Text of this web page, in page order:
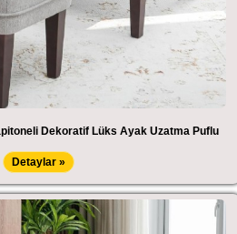
Dekoratif Lüks Ayak Uzatma Puflu
Detaylar »